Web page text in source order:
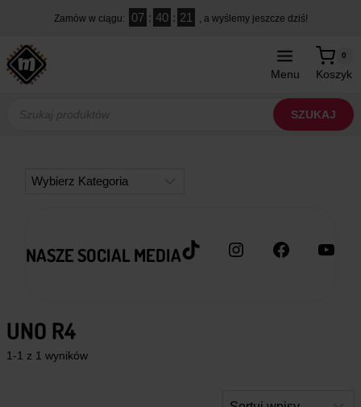
treści
Zamów w ciągu: 07 : 40 : 20 , a wyślemy jeszcze dziś!
Menu Koszyk
0
produktów
SZUKAJ
Kategorie
NASZE SOCIAL MEDIATikTokInstagramFacebook
UNO R4
1-1 z 1 wyników